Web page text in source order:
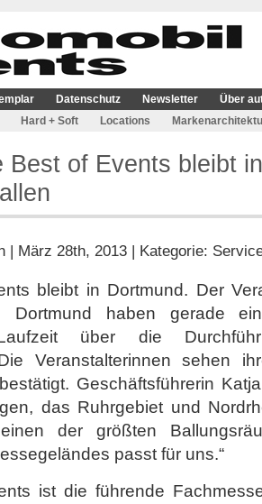
Datenschutz Newsletter
Über
Hard + Soft Locations
Best of Events bleibt
| März 28th, 2013 | Kategorie:
bleibt in Dortmund. Der
Dortmund haben gerade
über die
Veranstalterinnen sehen
Geschäftsführerin
das Ruhrgebiet und
einen der größten
passt für uns.“
ist die führende